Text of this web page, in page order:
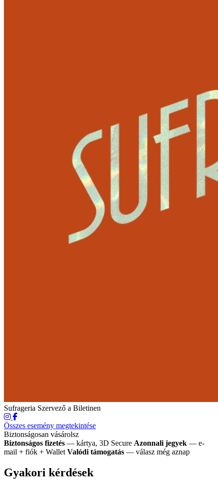
Sufrageria Szervező a Biletinen
Összes esemény megtekintése
Biztonságosan vásárolsz
Biztonságos fizetés — kártya, 3D Secure Azonnali jegyek — e-
mail + fiók + Wallet Valódi támogatás — válasz még aznap
Gyakori kérdések